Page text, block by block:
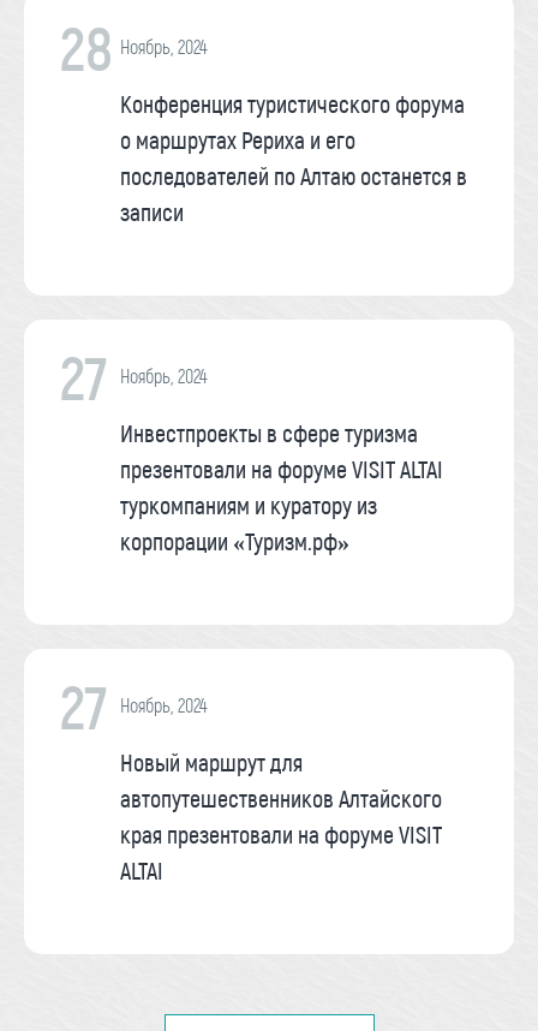
28 Ноябрь, 2024
Конференция туристического форума
о маршрутах Рериха и его
последователей по Алтаю останется в
записи
27 Ноябрь, 2024
Инвестпроекты в сфере туризма
презентовали на форуме VISIT ALTAI
туркомпаниям и куратору из
корпорации «Туризм.рф»
27 Ноябрь, 2024
Новый маршрут для
автопутешественников Алтайского
края презентовали на форуме VISIT
ALTAI